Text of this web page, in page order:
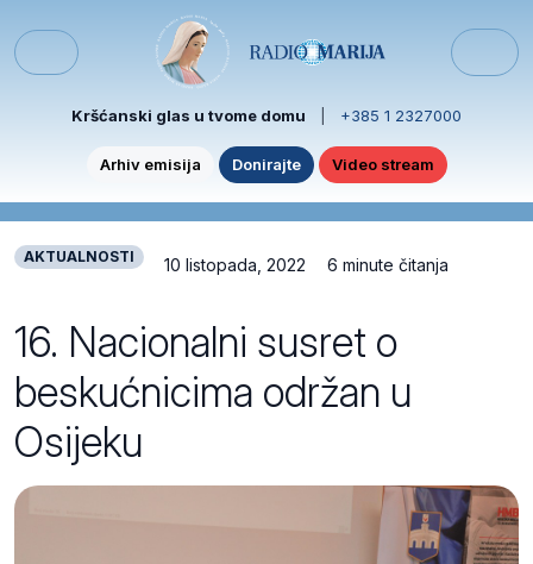
Menu
Kršćanski glas u tvome domu +385 1 2327000
Arhiv emisija Donirajte Video stream
AKTUALNOSTI 10 listopada, 2022 6 minute čitanja
16. Nacionalni susret o
beskućnicima održan u
Osijeku